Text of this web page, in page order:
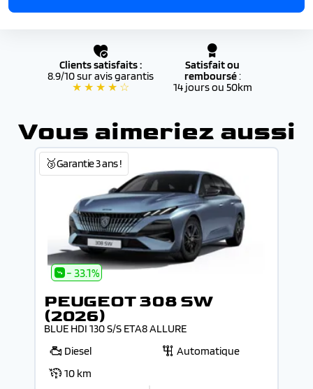
Clients satisfaits :
8.9/10 sur avis garantis
★ ★ ★ ★ ☆
Satisfait ou
remboursé:
14 jours ou 50km
Vous aimeriez aussi
🥉Garantie 3 ans !
- 33.1%
PEUGEOT 308 SW
(2026)
BLUE HDI 130 S/S ETA8 ALLURE
Diesel
Automatique
10 km